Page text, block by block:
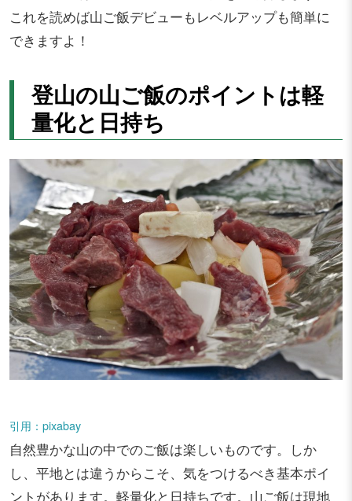
これを読めば山ご飯デビューもレベルアップも簡単に
できますよ！
登山の山ご飯のポイントは軽
量化と日持ち
引用：pixabay
自然豊かな山の中でのご飯は楽しいものです。しか
し、平地とは違うからこそ、気をつけるべき基本ポイ
ントがあります。軽量化と日持ちです。山ご飯は現地